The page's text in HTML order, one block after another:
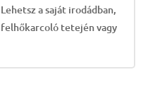
a saját irodádban,
tetején vagy